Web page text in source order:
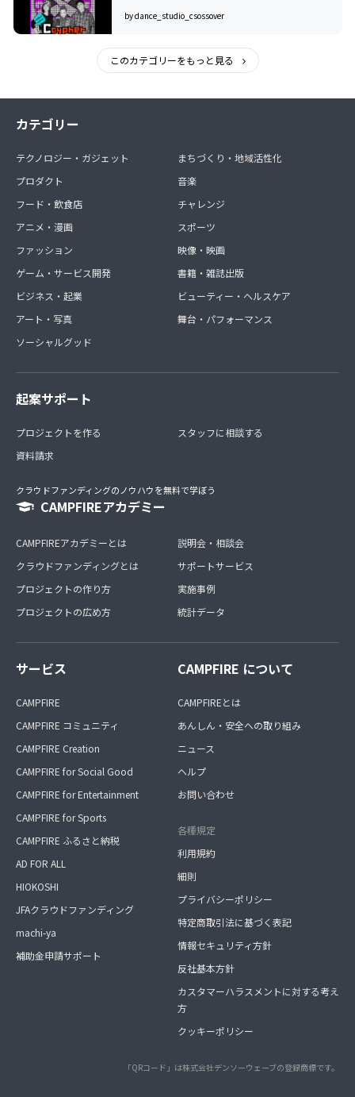
by dance_studio_csossover
このカテゴリーをもっと見る
カテゴリー
テクノロジー・ガジェット
プロダクト
フード・飲食店
アニメ・漫画
ファッション
ゲーム・サービス開発
ビジネス・起業
アート・写真
ソーシャルグッド
まちづくり・地域活性化
音楽
チャレンジ
スポーツ
映像・映画
書籍・雑誌出版
ビューティー・ヘルスケア
舞台・パフォーマンス
起案サポート
プロジェクトを作る
資料請求
スタッフに相談する
クラウドファンディングのノウハウを無料で学ぼう
CAMPFIREアカデミー
CAMPFIREアカデミーとは
クラウドファンディングとは
プロジェクトの作り方
プロジェクトの広め方
説明会・相談会
サポートサービス
実施事例
統計データ
サービス
CAMPFIRE
CAMPFIRE コミュニティ
CAMPFIRE Creation
CAMPFIRE for Social Good
CAMPFIRE for Entertainment
CAMPFIRE for Sports
CAMPFIRE ふるさと納税
AD FOR ALL
HIOKOSHI
JFAクラウドファンディング
machi-ya
補助金申請サポート
CAMPFIRE について
CAMPFIREとは
あんしん・安全への取り組み
ニュース
ヘルプ
お問い合わせ
各種規定
利用規約
細則
プライバシーポリシー
特定商取引法に基づく表記
情報セキュリティ方針
反社基本方針
カスタマーハラスメントに対する考え
方
クッキーポリシー
「QRコード」は株式会社デンソーウェーブの登録商標です。